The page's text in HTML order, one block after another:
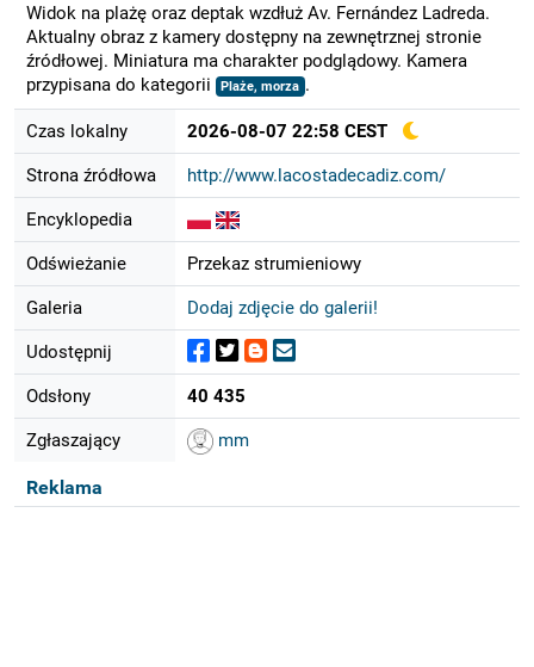
Widok na plażę oraz deptak wzdłuż Av. Fernández Ladreda.
Aktualny obraz z kamery dostępny na zewnętrznej stronie
źródłowej. Miniatura ma charakter podglądowy. Kamera
przypisana do kategorii
Plaże, morza .
Czas lokalny 2026-08-07 22:58 CEST
Strona źródłowa http://www.lacostadecadiz.com/
Encyklopedia
Odświeżanie Przekaz strumieniowy
Galeria Dodaj zdjęcie do galerii!
Udostępnij
Odsłony 40 435
Zgłaszający mm
Reklama